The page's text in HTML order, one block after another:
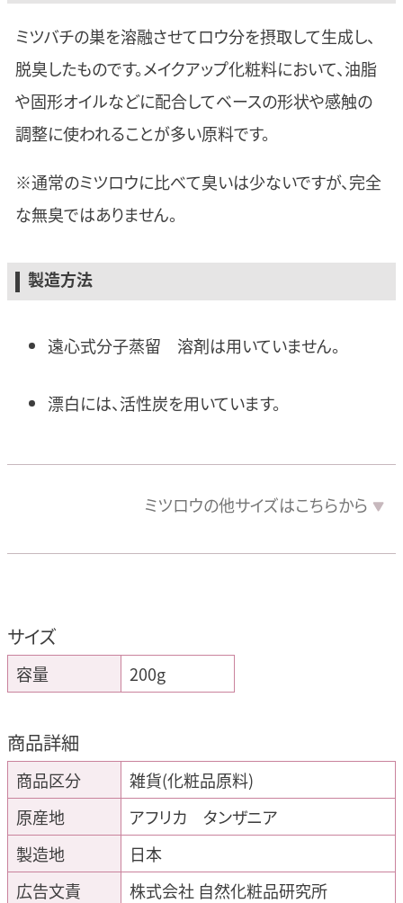
ミツバチの巣を溶融させてロウ分を摂取して生成し、
脱臭したものです。メイクアップ化粧料において、油脂
や固形オイルなどに配合してベースの形状や感触の
調整に使われることが多い原料です。
※通常のミツロウに比べて臭いは少ないですが、完全
な無臭ではありません。
製造方法
遠心式分子蒸留 溶剤は用いていません。
漂白には、活性炭を用いています。
ミツロウの他サイズはこちらから
サイズ
容量 200g
商品詳細
商品区分
雑貨(化粧品原料)
原産地
アフリカ タンザニア
製造地
日本
広告文責
株式会社 自然化粧品研究所